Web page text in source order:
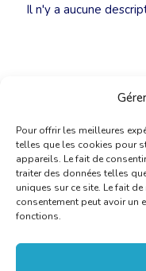
Pour offrir les meilleures
telles que les cookies pour
appareils. Le fait de
traiter des données telles
uniques sur ce site. Le fait
consentement peut avoir un
fonctions.
Il n'y a aucune